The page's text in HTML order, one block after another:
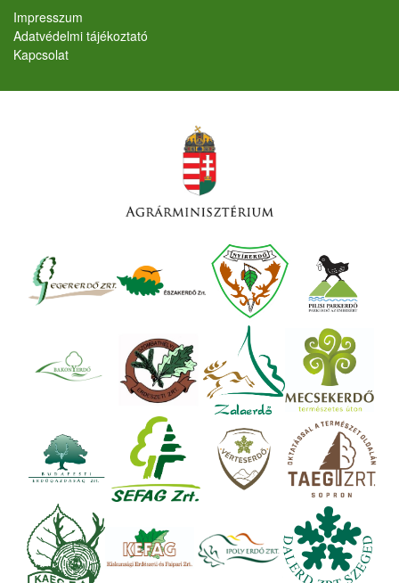
Lábléc
Impresszum
Adatvédelmi tájékoztató
Kapcsolat